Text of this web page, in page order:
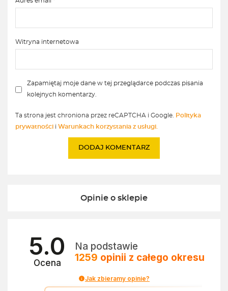
Witryna internetowa
Zapamiętaj moje dane w tej przeglądarce podczas pisania
kolejnych komentarzy.
Ta strona jest chroniona przez reCAPTCHA i Google.
Polityka
prywatności i Warunkach korzystania z usługi.
Opinie o sklepie
5.0
Ocena
Na podstawie
1259 opinii z całego okresu
Jak zbieramy opinie?